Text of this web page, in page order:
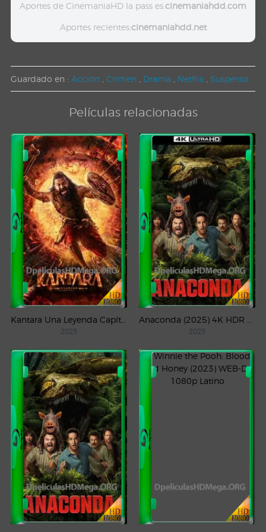
Aportes de CinemaniaHD la pass es:cinemaniahdd.com
Aportes recientes:cinemaniahdd.net
Guardado en : Acción Crimen Drama Netflix Suspenso
Películas relacionadas
2025 2025